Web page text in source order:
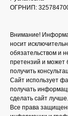
ОГРНИП:
Внимание!
носит
обязательством и
претензий и может
получить
Сайт использует
получать
сделать сайт лучше.
Все права